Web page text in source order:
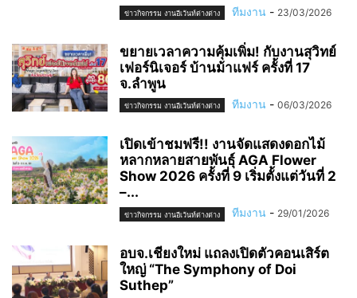
ข่าวกิจกรรม งานอีเว้นท์ต่างต่าง ทีมงาน - 23/03/2026
ขยายเวลาความคุ้มเพิ่ม! กับงานสุวิทย์
เฟอร์นิเจอร์ บ้านม้าแฟร์ ครั้งที่ 17
จ.ลำพูน
ข่าวกิจกรรม งานอีเว้นท์ต่างต่าง ทีมงาน - 06/03/2026
เปิดเข้าชมฟรี!! งานจัดแสดงดอกไม้
หลากหลายสายพันธุ์ AGA Flower
Show 2026 ครั้งที่ 9 เริ่มตั้งแต่วันที่ 2
–...
ข่าวกิจกรรม งานอีเว้นท์ต่างต่าง ทีมงาน - 29/01/2026
อบจ.เชียงใหม่ แถลงเปิดตัวคอนเสิร์ต
ใหญ่ “The Symphony of Doi
Suthep”